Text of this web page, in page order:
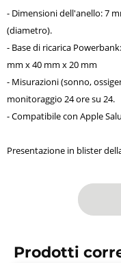
- Dimensioni dell'anello: 7
(diametro).
- Base di ricarica
mm x 40 mm x 20 mm
- Misurazioni (sonno,
monitoraggio 24 ore su 24.
- Compatibile con Apple
Presentazione in blister
Prodotti